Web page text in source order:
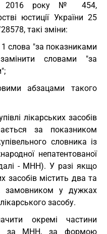
2016 року № 454,
юстиції України 25
такі зміни:
слова "за показниками
словами "за
абзацами такого
лікарських засобів
за показником
словника із
непатентованої
- МНН). У разі якщо
засобів містить два та
замовником у дужках
засобу.
окремі частини
за МНН, за формою